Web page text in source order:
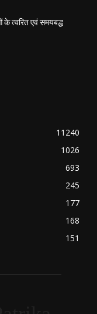
त्वरित एवं समयबद्ध
11240
1026
693
245
177
168
151